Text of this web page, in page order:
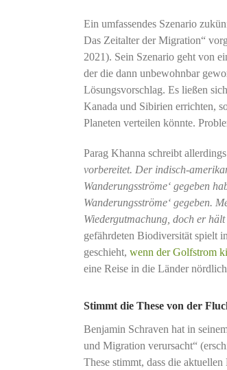
Ein umfassendes Szenario
Das Zeitalter der Migration“
2021). Sein Szenario geht von
der die dann unbewohnbar
Lösungsvorschlag. Es ließen
Kanada und Sibirien errichten,
Planeten verteilen könnte.
Parag Khanna schreibt
vorbereitet. Der indisch-
Wanderungsströme‘ gegeben
Wanderungsströme‘ gegeben.
Wiedergutmachung, doch er
gefährdeten Biodiversität spielt
geschieht, wenn der Golfstrom
eine Reise in die Länder
Stimmt die These von der
Benjamin Schraven hat in
und Migration verursacht“
These stimmt, dass die